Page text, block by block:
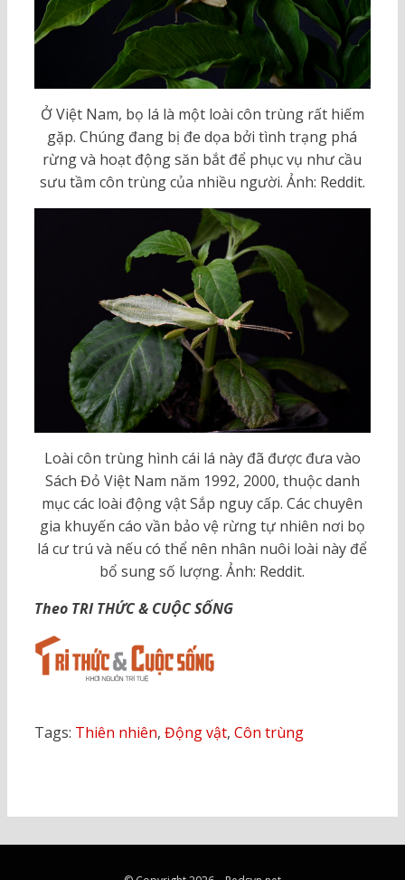
Ở Việt Nam, bọ lá là một loài côn trùng rất hiếm
gặp. Chúng đang bị đe dọa bởi tình trạng phá
rừng và hoạt động săn bắt để phục vụ như cầu
sưu tầm côn trùng của nhiều người. Ảnh: Reddit.
Loài côn trùng hình cái lá này đã được đưa vào
Sách Đỏ Việt Nam năm 1992, 2000, thuộc danh
mục các loài động vật Sắp nguy cấp. Các chuyên
gia khuyến cáo vần bảo vệ rừng tự nhiên nơi bọ
lá cư trú và nếu có thể nên nhân nuôi loài này để
bổ sung số lượng. Ảnh: Reddit.
Theo TRI THỨC & CUỘC SỐNG
Tags: Thiên nhiên, Động vật, Côn trùng